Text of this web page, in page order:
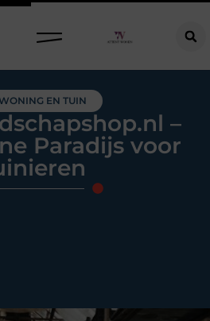
EN TUIN
–
Paradijs voor